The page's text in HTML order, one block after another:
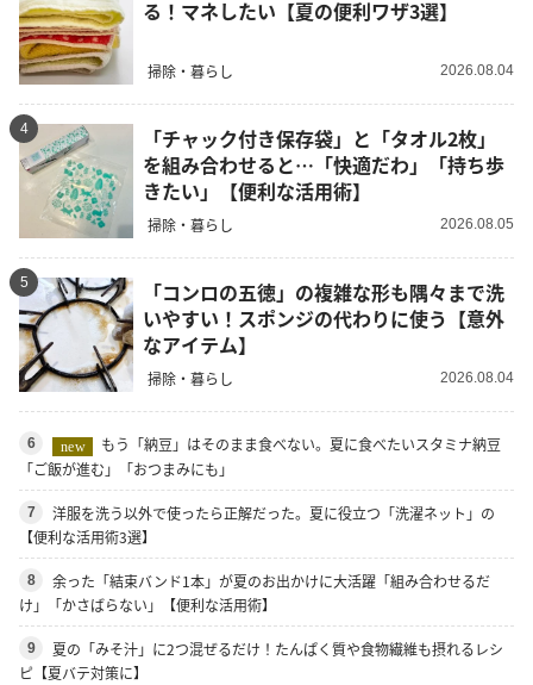
る！マネしたい【夏の便利ワザ3選】
掃除・暮らし 2026.08.04
4
「チャック付き保存袋」と「タオル2枚」
を組み合わせると…「快適だわ」「持ち歩
きたい」【便利な活用術】
掃除・暮らし 2026.08.05
5
「コンロの五徳」の複雑な形も隅々まで洗
いやすい！スポンジの代わりに使う【意外
なアイテム】
掃除・暮らし 2026.08.04
6 new
もう「納豆」はそのまま食べない。夏に食べたいスタミナ納豆
「ご飯が進む」「おつまみにも」
7
洋服を洗う以外で使ったら正解だった。夏に役立つ「洗濯ネット」の
【便利な活用術3選】
8
余った「結束バンド1本」が夏のお出かけに大活躍「組み合わせるだ
け」「かさばらない」【便利な活用術】
9
夏の「みそ汁」に2つ混ぜるだけ！たんぱく質や食物繊維も摂れるレシ
ピ【夏バテ対策に】